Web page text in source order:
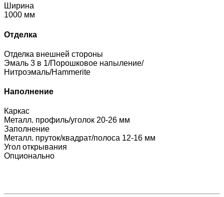
Ширина
1000 мм
Отделка
Отделка внешней стороны
Эмаль 3 в 1/Порошковое напыление/
Нитроэмаль/Hammerite
Наполнение
Каркас
Металл. профиль/уголок 20-26 мм
Заполнение
Металл. пруток/квадрат/полоса 12-16 мм
Угол открывания
Опционально